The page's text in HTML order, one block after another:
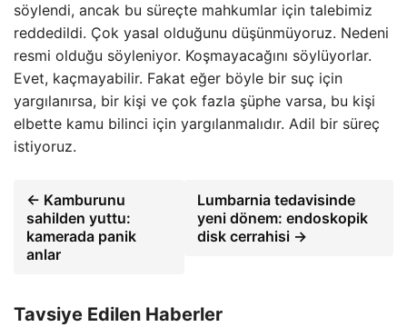
söylendi, ancak bu süreçte mahkumlar için talebimiz
reddedildi. Çok yasal olduğunu düşünmüyoruz. Nedeni
resmi olduğu söyleniyor. Koşmayacağını söylüyorlar.
Evet, kaçmayabilir. Fakat eğer böyle bir suç için
yargılanırsa, bir kişi ve çok fazla şüphe varsa, bu kişi
elbette kamu bilinci için yargılanmalıdır. Adil bir süreç
istiyoruz.
← Kamburunu
sahilden yuttu:
kamerada panik
anlar
Lumbarnia tedavisinde
yeni dönem: endoskopik
disk cerrahisi →
Tavsiye Edilen Haberler